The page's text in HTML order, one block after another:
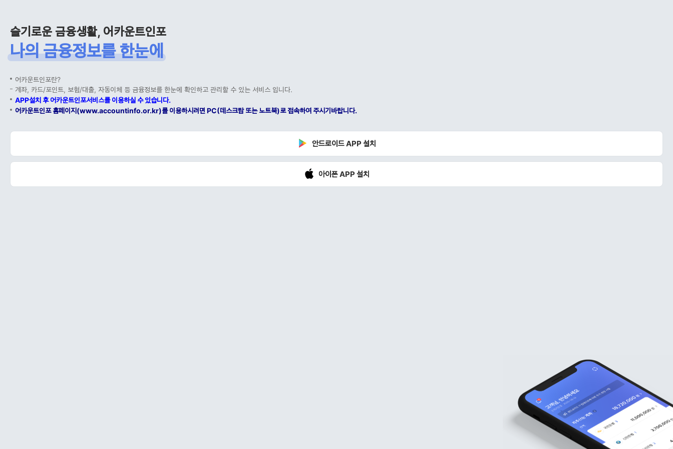
슬기로운 금융생활, 어카운트인포
나의 금융정보를 한눈에
어카운트인포란?
계좌, 카드/포인트, 보험/대출, 자동이체 등 금융정보를 한눈에 확인하고 관리할 수 있는 서비스 입니다.
APP설치 후 어카운트인포서비스를 이용하실 수 있습니다.
어카운트인포 홈페이지(www.accountinfo.or.kr)를 이용하시려면 PC(데스크탑 또는 노트북)로 접속하여 주시기바랍니다.
안드로이드 APP 설치
아이폰 APP 설치